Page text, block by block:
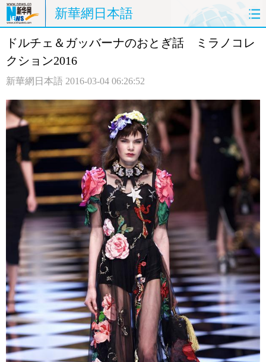
新華網日本語
ホームページ 政治 経済
観光 評論
中日対訳
ドルチェ＆ガッバーナのおとぎ話 ミラノコレ
クション2016
新華網日本語 2016-03-04 06:26:52